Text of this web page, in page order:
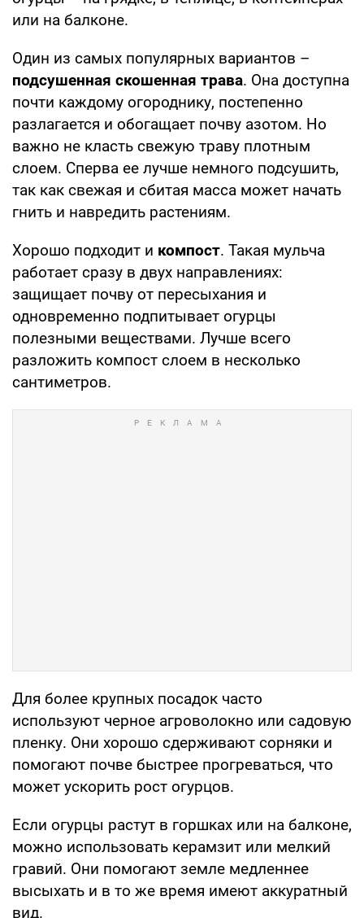
или на балконе.
Один из самых популярных вариантов –
подсушенная скошенная трава. Она доступна
почти каждому огороднику, постепенно
разлагается и обогащает почву азотом. Но
важно не класть свежую траву плотным
слоем. Сперва ее лучше немного подсушить,
так как свежая и сбитая масса может начать
гнить и навредить растениям.
Хорошо подходит и компост. Такая мульча
работает сразу в двух направлениях:
защищает почву от пересыхания и
одновременно подпитывает огурцы
полезными веществами. Лучше всего
разложить компост слоем в несколько
сантиметров.
Для более крупных посадок часто
используют черное агроволокно или садовую
пленку. Они хорошо сдерживают сорняки и
помогают почве быстрее прогреваться, что
может ускорить рост огурцов.
Если огурцы растут в горшках или на балконе,
можно использовать керамзит или мелкий
гравий. Они помогают земле медленнее
высыхать и в то же время имеют аккуратный
вид.